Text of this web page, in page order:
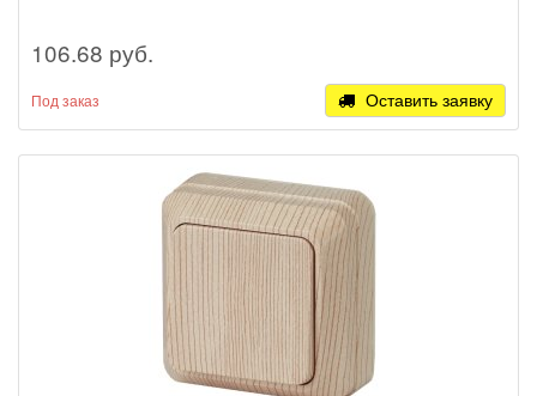
106.68 руб.
Под заказ Оставить заявку